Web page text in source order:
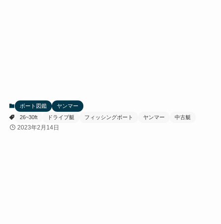
ボート図鑑
ヤンマー
26~30ft
ドライブ艇 フィッシングボート ヤンマー 中古艇
2023年2月14日